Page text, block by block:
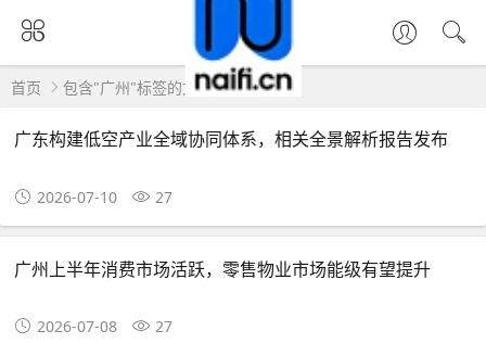
首页 包含"广州"标签的文章
广东构建低空产业全域协同体系，相关全景解析报告发布
2026-07-10 27
广州上半年消费市场活跃，零售物业市场能级有望提升
2026-07-08 27